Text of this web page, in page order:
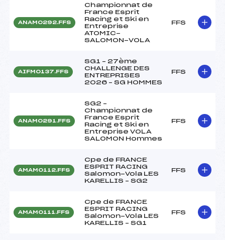
ANAM0292.FFS
Championnat de
France Esprit
Racing et Ski en
Entreprise
ATOMIC-
SALOMON-VOLA
FFS
AIFM0137.FFS
SG1 – 27ème
CHALLENGE DES
ENTREPRISES
2026 – SG HOMMES
FFS
ANAM0291.FFS
SG2 –
Championnat de
France Esprit
Racing et Ski en
Entreprise VOLA
SALOMON Hommes
FFS
AMAM0112.FFS
Cpe de FRANCE
ESPRIT RACING
Salomon-Vola LES
KARELLIS – SG2
FFS
AMAM0111.FFS
Cpe de FRANCE
ESPRIT RACING
Salomon-Vola LES
KARELLIS – SG1
FFS